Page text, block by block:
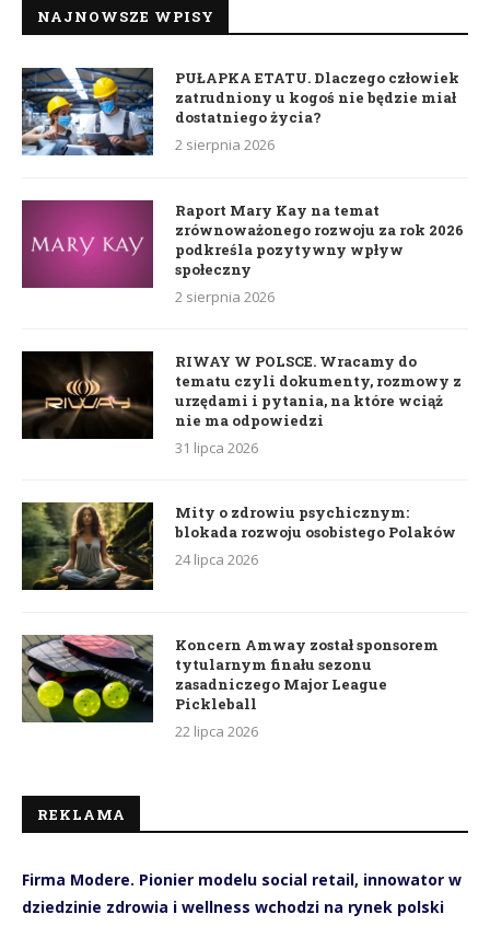
NAJNOWSZE WPISY
PUŁAPKA ETATU. Dlaczego człowiek
zatrudniony u kogoś nie będzie miał
dostatniego życia?
2 sierpnia 2026
Raport Mary Kay na temat
zrównoważonego rozwoju za rok 2026
podkreśla pozytywny wpływ
społeczny
2 sierpnia 2026
RIWAY W POLSCE. Wracamy do
tematu czyli dokumenty, rozmowy z
urzędami i pytania, na które wciąż
nie ma odpowiedzi
31 lipca 2026
Mity o zdrowiu psychicznym:
blokada rozwoju osobistego Polaków
24 lipca 2026
Koncern Amway został sponsorem
tytularnym finału sezonu
zasadniczego Major League
Pickleball
22 lipca 2026
REKLAMA
Firma Modere. Pionier modelu social retail, innowator w
dziedzinie zdrowia i wellness wchodzi na rynek polski